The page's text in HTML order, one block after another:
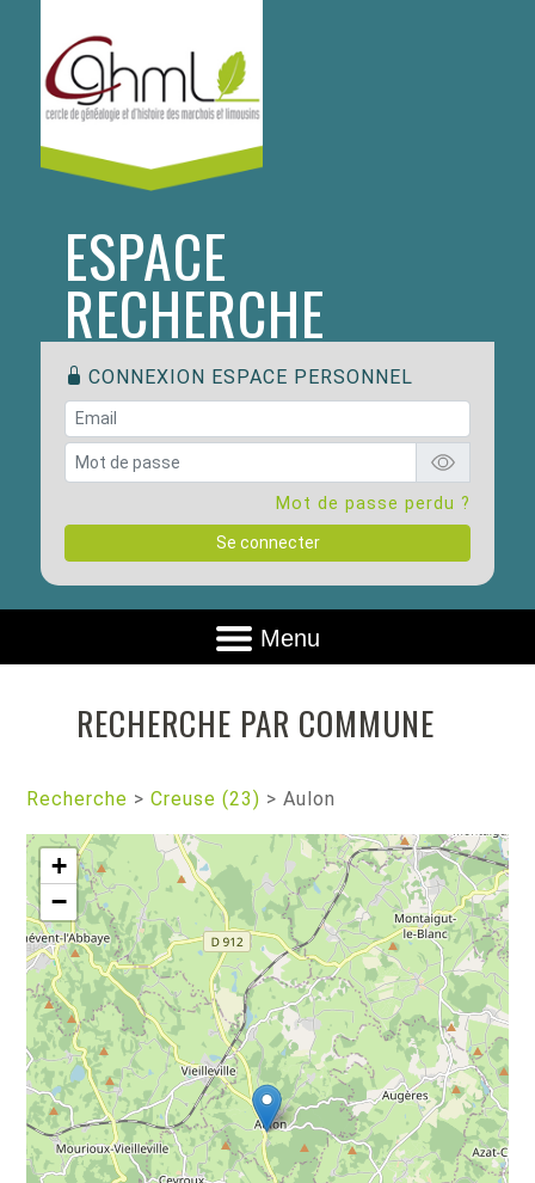
ESPACE
RECHERCHE
CONNEXION ESPACE PERSONNEL
Mot de passe perdu ?
Se connecter
Menu
RECHERCHE PAR COMMUNE
Recherche >Creuse (23) >Aulon
+
−